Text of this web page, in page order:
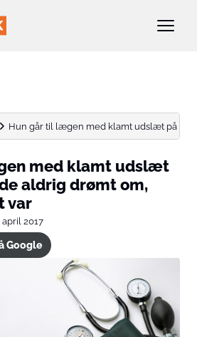
Hun går til lægen med klamt udslæt på låret
med klamt udslæt
aldrig drømt om,
var
april 2017
Google